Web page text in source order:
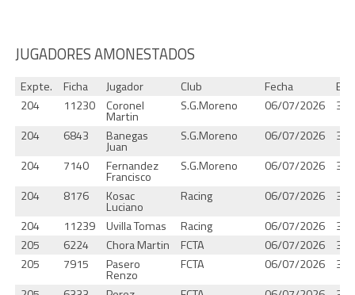
JUGADORES AMONESTADOS
Expte. Ficha Jugador Club Fecha
204
11230 Coronel
Martin
S.G.Moreno 06/07/2026
204
6843 Banegas
Juan
S.G.Moreno 06/07/2026
204
7140 Fernandez
Francisco
S.G.Moreno 06/07/2026
204
8176 Kosac
Luciano
Racing 06/07/2026
204
11239 Uvilla Tomas Racing 06/07/2026
205
6224 Chora Martin FCTA 06/07/2026
205
7915 Pasero
Renzo
FCTA 06/07/2026